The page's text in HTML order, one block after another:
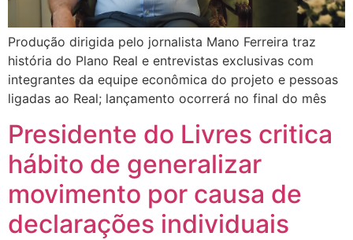
Produção dirigida pelo jornalista Mano Ferreira traz
história do Plano Real e entrevistas exclusivas com
integrantes da equipe econômica do projeto e pessoas
ligadas ao Real; lançamento ocorrerá no final do mês
Presidente do Livres critica
hábito de generalizar
movimento por causa de
declarações individuais